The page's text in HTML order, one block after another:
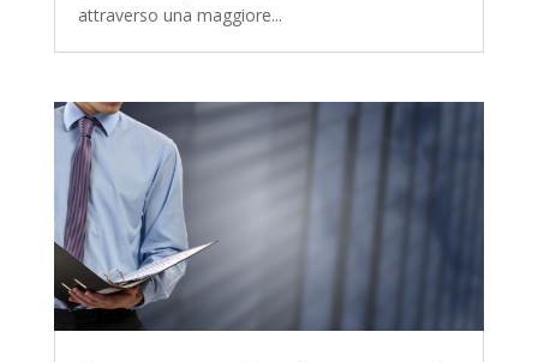
attraverso una maggiore...